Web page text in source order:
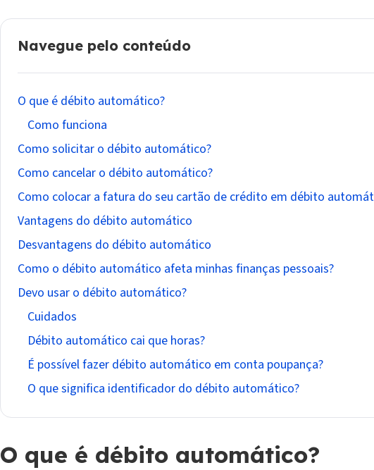
Navegue pelo conteúdo
O que é débito automático?
Como funciona
Como solicitar o débito automático?
Como cancelar o débito automático?
Como colocar a fatura do seu cartão de crédito em débito
Vantagens do débito automático
Desvantagens do débito automático
Como o débito automático afeta minhas finanças pessoais?
Devo usar o débito automático?
Cuidados
Débito automático cai que horas?
É possível fazer débito automático em conta poupança?
O que significa identificador do débito automático?
O que é débito automático?